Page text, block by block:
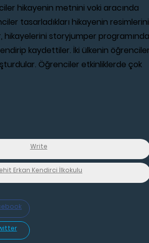
hikayenin metnini voki aracında
tasarladıkları hikayenin resimlerini
hikayelerini storyjumper programında
kaydettiler. İki ülkenin
Öğrenciler etkinliklerde çok
Write
Erkan Kendirci İlkokulu